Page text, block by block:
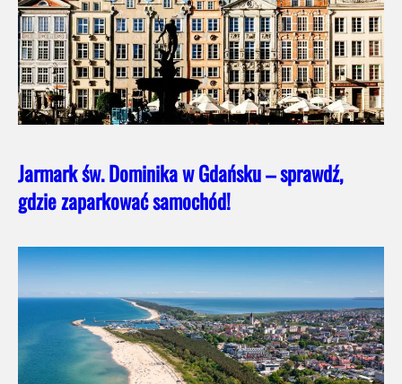
Jarmark św. Dominika w Gdańsku – sprawdź,
gdzie zaparkować samochód!